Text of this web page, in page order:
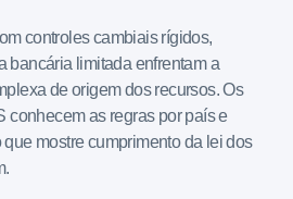
controles cambiais rígidos,
bancária limitada enfrentam a
de origem dos recursos. Os
conhecem as regras por país e
mostre cumprimento da lei dos